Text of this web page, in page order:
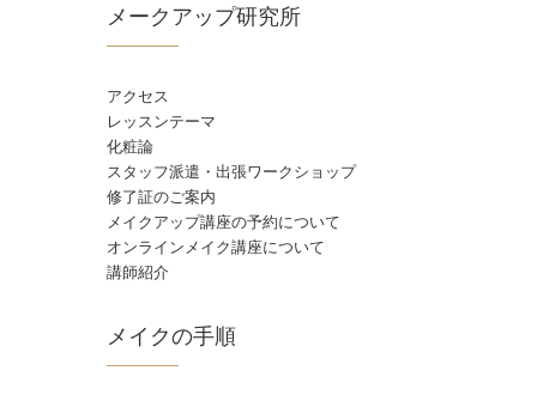
メークアップ研究所
アクセス
レッスンテーマ
化粧論
スタッフ派遣・出張ワークショップ
修了証のご案内
メイクアップ講座の予約について
オンラインメイク講座について
講師紹介
メイクの手順